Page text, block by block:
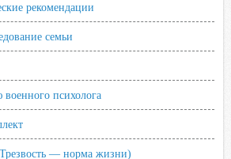
рекомендации
семьи
психолога
— норма жизни)